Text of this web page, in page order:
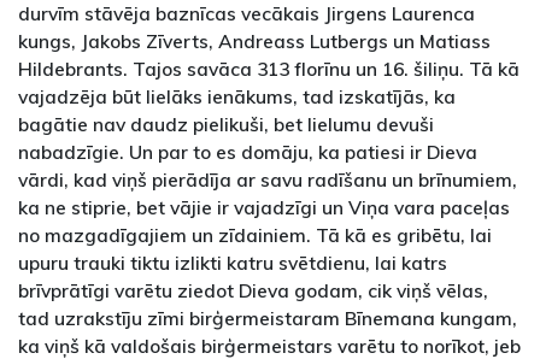
durvīm stāvēja baznīcas vecākais Jirgens Laurenca
kungs, Jakobs Zīverts, Andreass Lutbergs un Matiass
Hildebrants. Tajos savāca 313 florīnu un 16. šiliņu. Tā kā
vajadzēja būt lielāks ienākums, tad izskatījās, ka
bagātie nav daudz pielikuši, bet lielumu devuši
nabadzīgie. Un par to es domāju, ka patiesi ir Dieva
vārdi, kad viņš pierādīja ar savu radīšanu un brīnumiem,
ka ne stiprie, bet vājie ir vajadzīgi un Viņa vara paceļas
no mazgadīgajiem un zīdainiem. Tā kā es gribētu, lai
upuru trauki tiktu izlikti katru svētdienu, lai katrs
brīvprātīgi varētu ziedot Dieva godam, cik viņš vēlas,
tad uzrakstīju zīmi birģermeistaram Bīnemana kungam,
ka viņš kā valdošais birģermeistars varētu to norīkot, jeb